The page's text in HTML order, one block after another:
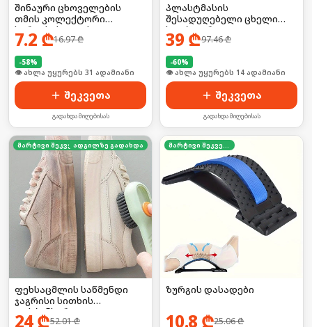
შინაური ცხოველების
თმის კოლექტორი
სარეცხისათვის 2ც
7.2 ₾16.97₾
-58%
👁 ახლა უყურებს 31 ადამიანი
შეკვეთა
გადახდა მიღებისას
პლასტმასის
შესადუღებელი ცხელი
სტეპლერი 200 ტყვიით
EDON
39 ₾97.46₾
-60%
🛒 ბოლო 24სთ-ში იყიდა 18-მა
შეკვეთა
გადახდა მიღებისას
მარტივი შეკვეთა
ადგილზე გადახდა
ფეხსაცმლის საწმენდი
ჯაგრისი სითხის
დისპენსერით
24₾52.01₾
მარტივი შეკვეთა
ზურგის დასადები
10.8 ₾25.06₾